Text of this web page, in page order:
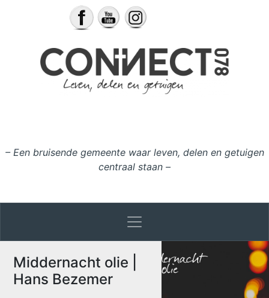
– Een bruisende gemeente waar leven, delen en getuigen
centraal staan –
Middernacht olie |
Hans Bezemer